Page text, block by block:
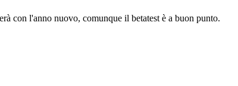
l'anno nuovo, comunque il betatest è a buon punto.